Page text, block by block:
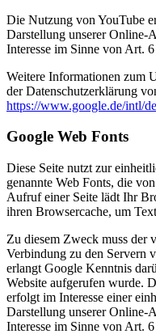
Die Nutzung von YouTube
Darstellung unserer Online-
Interesse im Sinne von Art.
Weitere Informationen zum
der Datenschutzerklärung
https://www.google.de/intl/
Google Web Fonts
Diese Seite nutzt zur
genannte Web Fonts, die
Aufruf einer Seite lädt Ihr
ihren Browsercache, um
Zu diesem Zweck muss der
Verbindung zu den Servern
erlangt Google Kenntnis
Website aufgerufen wurde.
erfolgt im Interesse einer
Darstellung unserer Online-
Interesse im Sinne von Art.